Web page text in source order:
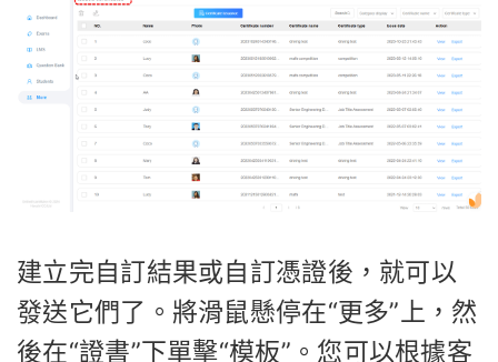
建立完自訂結果或自訂憑證後，就可以
發送它們了。將滑鼠懸停在“更多”上，然
後在“證書”下單擊“模板”。您可以根據客